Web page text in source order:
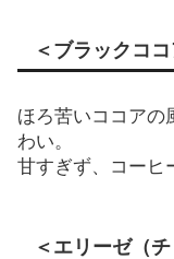
＜ブラックコ
ほろ苦いココアの
わい。
甘すぎず、コーヒ
＜エリーゼ（